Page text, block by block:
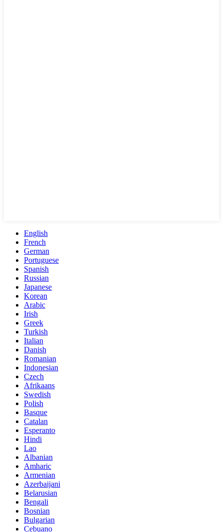
English
French
German
Portuguese
Spanish
Russian
Japanese
Korean
Arabic
Irish
Greek
Turkish
Italian
Danish
Romanian
Indonesian
Czech
Afrikaans
Swedish
Polish
Basque
Catalan
Esperanto
Hindi
Lao
Albanian
Amharic
Armenian
Azerbaijani
Belarusian
Bengali
Bosnian
Bulgarian
Cebuano